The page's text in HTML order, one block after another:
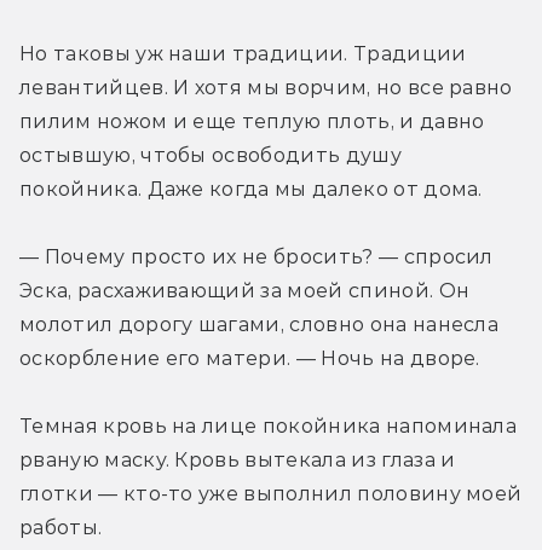
Но таковы уж наши традиции. Традиции
левантийцев. И хотя мы ворчим, но все равно
пилим ножом и еще теплую плоть, и давно
остывшую, чтобы освободить душу
покойника. Даже когда мы далеко от дома.
— Почему просто их не бросить? — спросил
Эска, расхаживающий за моей спиной. Он
молотил дорогу шагами, словно она нанесла
оскорбление его матери. — Ночь на дворе.
Темная кровь на лице покойника напоминала
рваную маску. Кровь вытекала из глаза и
глотки — кто-то уже выполнил половину моей
работы.